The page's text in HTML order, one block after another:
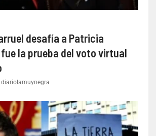
desafía a Patricia
la prueba del voto virtual
diariolamuynegra